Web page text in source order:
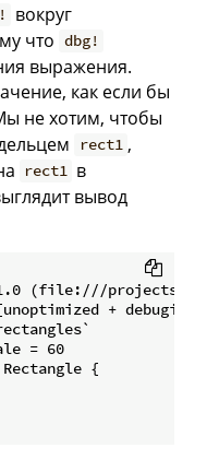
вокруг
что dbg!
выражения.
как если бы
не хотим, чтобы
rect1 ,
rect1 в
вывод
(file:///projects/
+
= 60
{